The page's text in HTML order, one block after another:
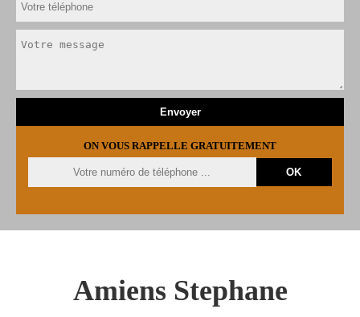
ON VOUS RAPPELLE GRATUITEMENT
Amiens Stephane